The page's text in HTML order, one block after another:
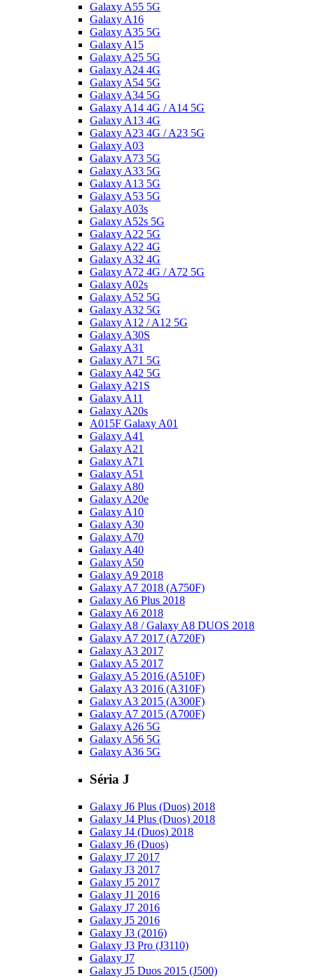
Galaxy A55 5G
Galaxy A16
Galaxy A35 5G
Galaxy A15
Galaxy A25 5G
Galaxy A24 4G
Galaxy A54 5G
Galaxy A34 5G
Galaxy A14 4G / A14 5G
Galaxy A13 4G
Galaxy A23 4G / A23 5G
Galaxy A03
Galaxy A73 5G
Galaxy A33 5G
Galaxy A13 5G
Galaxy A53 5G
Galaxy A03s
Galaxy A52s 5G
Galaxy A22 5G
Galaxy A22 4G
Galaxy A32 4G
Galaxy A72 4G / A72 5G
Galaxy A02s
Galaxy A52 5G
Galaxy A32 5G
Galaxy A12 / A12 5G
Galaxy A30S
Galaxy A31
Galaxy A71 5G
Galaxy A42 5G
Galaxy A21S
Galaxy A11
Galaxy A20s
A015F Galaxy A01
Galaxy A41
Galaxy A21
Galaxy A71
Galaxy A51
Galaxy A80
Galaxy A20e
Galaxy A10
Galaxy A30
Galaxy A70
Galaxy A40
Galaxy A50
Galaxy A9 2018
Galaxy A7 2018 (A750F)
Galaxy A6 Plus 2018
Galaxy A6 2018
Galaxy A8 / Galaxy A8 DUOS 2018
Galaxy A7 2017 (A720F)
Galaxy A3 2017
Galaxy A5 2017
Galaxy A5 2016 (A510F)
Galaxy A3 2016 (A310F)
Galaxy A3 2015 (A300F)
Galaxy A7 2015 (A700F)
Galaxy A26 5G
Galaxy A56 5G
Galaxy A36 5G
Séria J
Galaxy J6 Plus (Duos) 2018
Galaxy J4 Plus (Duos) 2018
Galaxy J4 (Duos) 2018
Galaxy J6 (Duos)
Galaxy J7 2017
Galaxy J3 2017
Galaxy J5 2017
Galaxy J1 2016
Galaxy J7 2016
Galaxy J5 2016
Galaxy J3 (2016)
Galaxy J3 Pro (J3110)
Galaxy J7
Galaxy J5 Duos 2015 (J500)